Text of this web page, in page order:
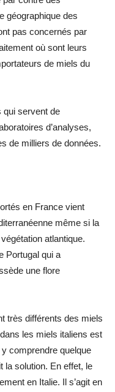
géographique des
pas concernés par
où sont leurs
de miels du
qui servent de
d’analyses,
de milliers de données.
en France vient
même si la
atlantique.
Portugal qui a
une flore
très différents des miels
les miels italiens est
y comprendre quelque
la solution. En effet, le
en Italie. Il s’agit en